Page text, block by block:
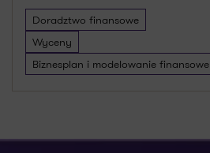
Doradztwo finansowe
Wyceny
Biznesplan i modelowanie finansowe